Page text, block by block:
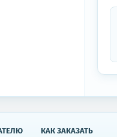
КАК ЗАКАЗАТЬ